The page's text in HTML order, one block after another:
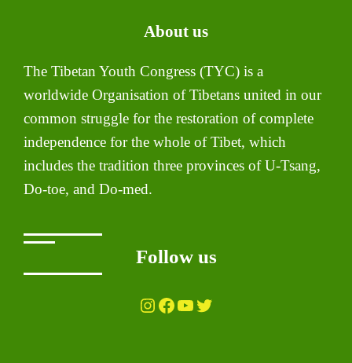
About us
The Tibetan Youth Congress (TYC) is a
worldwide Organisation of Tibetans united in our
common struggle for the restoration of complete
independence for the whole of Tibet, which
includes the tradition three provinces of U-Tsang,
Do-toe, and Do-med.
Follow us
Instagram Facebook YouTube Twitter